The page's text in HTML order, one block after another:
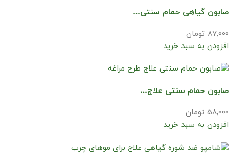
صابون گیاهی حمام سنتی…
87,000 تومان
افزودن به سبد خرید
صابون حمام سنتی علاج…
58,000 تومان
افزودن به سبد خرید